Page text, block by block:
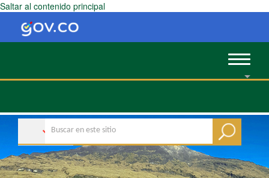
Saltar al contenido principal
Toggle